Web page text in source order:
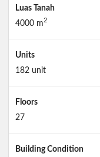
Luas Tanah
4000 m2
Units
182 unit
Floors
27
Building Condition